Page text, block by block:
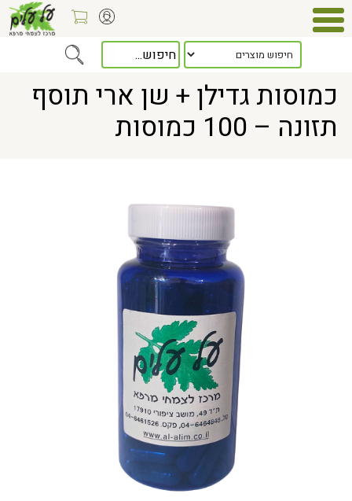
> כמוסות גדילן + שן ארי תוסף תזונה – 100 כמוסות
כמוסות גדילן + שן ארי תוסף
תזונה – 100 כמוסות